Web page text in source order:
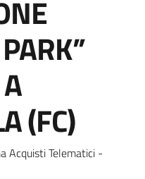
(FC)
Acquisti Telematici -